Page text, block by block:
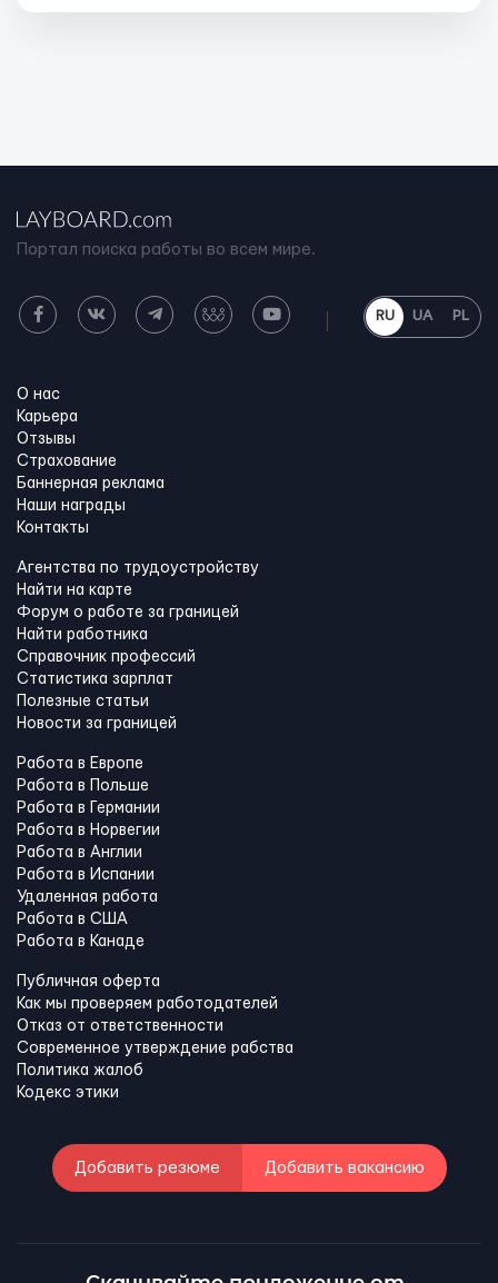
Портал поиска работы во всем мире.
RU UA PL
О нас
Карьера
Отзывы
Страхование
Баннерная реклама
Наши награды
Контакты
Агентства по трудоустройству
Найти на карте
Форум о работе за границей
Найти работника
Справочник профессий
Статистика зарплат
Полезные статьи
Новости за границей
Работа в Европе
Работа в Польше
Работа в Германии
Работа в Норвегии
Работа в Англии
Работа в Испании
Удаленная работа
Работа в США
Работа в Канадe
Публичная оферта
Как мы проверяем работодателей
Отказ от ответственности
Современное утверждение рабства
Политика жалоб
Кодекс этики
Добавить резюме Добавить вакансию